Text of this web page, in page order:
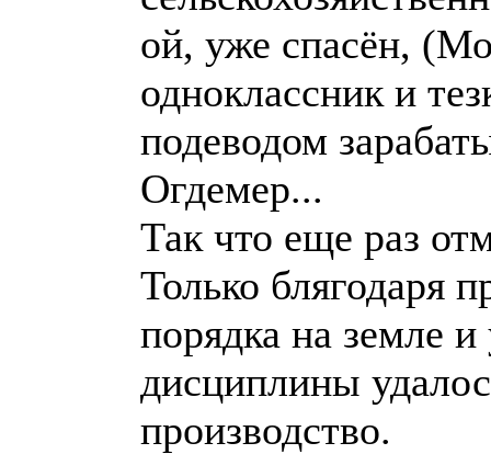
ой, уже спасён,
одноклассник и
подеводом
Огдемер...
Так что еще раз
Только блягодаря
порядка на земле
дисциплины
производство.